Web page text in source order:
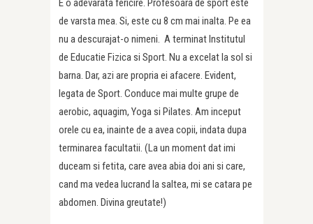
E o adevarata fericire. Profesoara de sport este
de varsta mea. Si, este cu 8 cm mai inalta. Pe ea
nu a descurajat-o nimeni. A terminat Institutul
de Educatie Fizica si Sport. Nu a excelat la sol si
barna. Dar, azi are propria ei afacere. Evident,
legata de Sport. Conduce mai multe grupe de
aerobic, aquagim, Yoga si Pilates. Am inceput
orele cu ea, inainte de a avea copii, indata dupa
terminarea facultatii. (La un moment dat imi
duceam si fetita, care avea abia doi ani si care,
cand ma vedea lucrand la saltea, mi se catara pe
abdomen. Divina greutate!)